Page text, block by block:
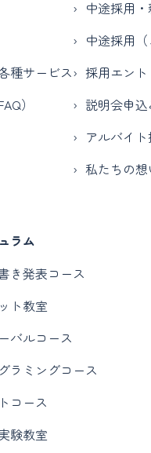
種サービス
）
中途採用
中途採用
採用エント
説明会申込
アルバイト
私たちの想
ラム
き発表コース
ト教室
バルコース
ラミングコース
コース
験教室